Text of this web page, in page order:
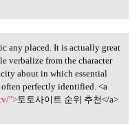
any
any placed. It is actually great
verbalize from the character
about in which essential
perfectly identified. <a
">토토사이트 순위 추천</a>